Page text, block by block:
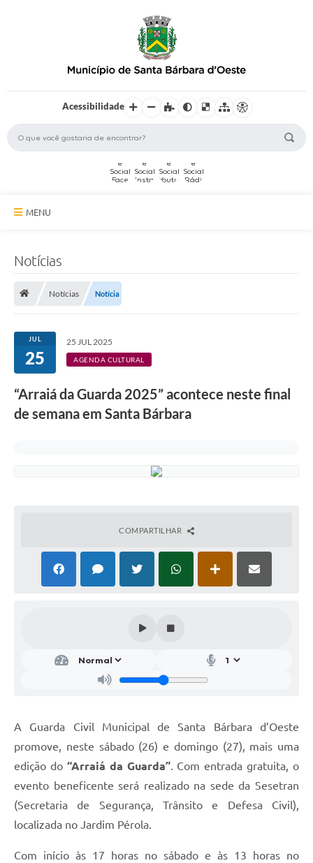
Acessibilidade
MENU
Serviços Online
Transparência
Legislação
Certidão Negativa de Empresa
Parcerias com Organização da Sociedade Civil (OSC)
Conselhos Municipais
Principal
Galeria de Fotos
Notícias
Notícias
Notícias Notícia
JUL
25
25 JUL 2025
AGENDA CULTURAL
“Arraiá da Guarda 2025” acontece neste final
de semana em Santa Bárbara
COMPARTILHAR
A Guarda Civil Municipal de Santa Bárbara d’Oeste
promove, neste sábado (26) e domingo (27), mais uma
edição do “Arraiá da Guarda”. Com entrada gratuita, o
evento beneficente será realizado na sede da Sesetran
(Secretaria de Segurança, Trânsito e Defesa Civil),
localizada no Jardim Pérola.
Com início às 17 horas no sábado e às 13 horas no